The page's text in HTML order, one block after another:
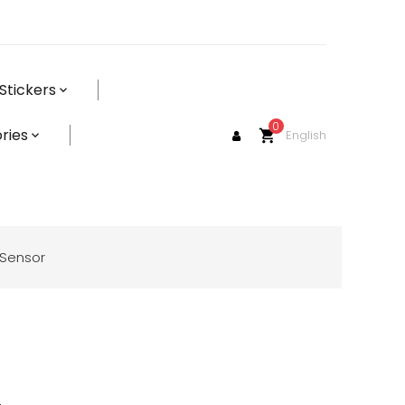
Stickers
English
shopping_cart
0